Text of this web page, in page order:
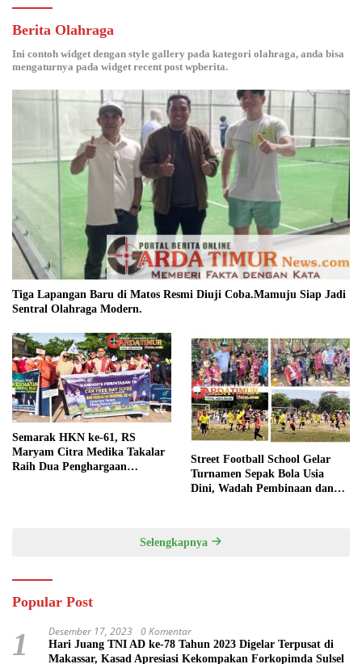
Berita Olahraga
Ini contoh widget dengan style gallery pada kategori olahraga, anda bisa
mengaturnya pada widget recent post wpberita.
Tiga Lapangan Baru di Matos Resmi Diuji Coba.Mamuju Siap Jadi
Sentral Olahraga Modern.
Semarak HKN ke-61, RS
Maryam Citra Medika Takalar
Raih Dua Penghargaan
Street Football School Gelar
Turnamen Sepak Bola Usia
Dini, Wadah Pembinaan dan
Selengkapnya
Popular Post
1 Desember 17, 2023 0 Komentar
Hari Juang TNI AD ke-78 Tahun 2023 Digelar Terpusat di
Makassar, Kasad Apresiasi Kekompakan Forkopimda Sulsel